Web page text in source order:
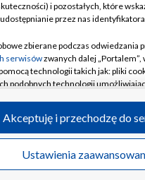
Telewizja Cyfrowa
o nadawcy
prasy
przetargowe
Pomoc
Kontakt
Kanały
Telewizja Polska S.A. w
i pozostałych, które
przez nas identyfikatora
zbierane podczas odwiedzania
serwisówzwanych dalej
technologii takich jak: pliki
podobnych technologii
zbierane podczas odwiedzania
serwisówna Portalu, takie jak adresy
Ustawienia
Akceptuję i przechodzę do